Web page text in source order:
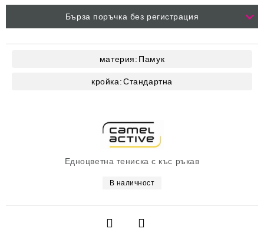
Едноцветна тениска с къс ръкав
В наличност
Бърза поръчка без регистрация
материя: Памук
кройка:Стандартна